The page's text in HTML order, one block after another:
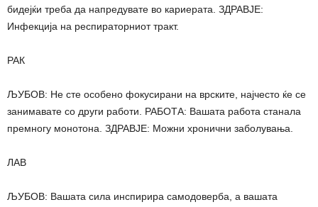
бидејќи треба да напредувате во кариерата. ЗДРАВЈЕ:
Инфекција на респираторниот тракт.
РАК
ЉУБОВ: Не сте особено фокусирани на врските, најчесто ќе се
занимавате со други работи. РАБОТА: Вашата работа станала
премногу монотона. ЗДРАВЈЕ: Можни хронични заболувања.
ЛАВ
ЉУБОВ: Вашата сила инспирира самодоверба, а вашата